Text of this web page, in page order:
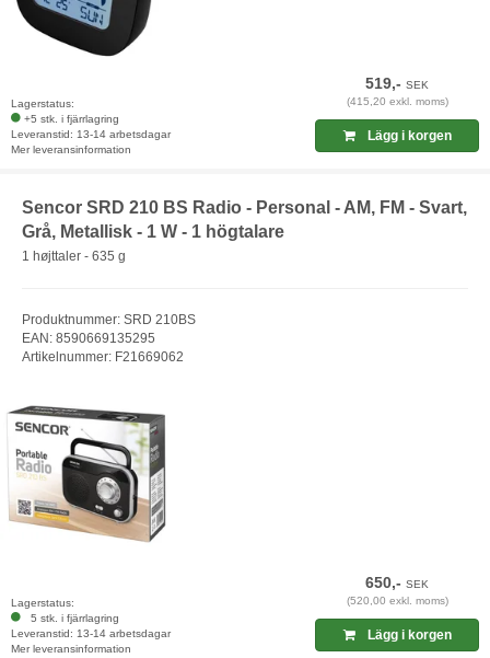
Lagerstatus:
+5 stk. i fjärrlagring
Leveranstid: 13-14 arbetsdagar
Mer leveransinformation
519,-SEK
(415,20 exkl. moms)
Lägg i korgen
Sencor SRD 210 BS Radio - Personal - AM, FM - Svart,
Grå, Metallisk - 1 W - 1 högtalare
1 højttaler - 635 g
Produktnummer: SRD 210BS
EAN: 8590669135295
Artikelnummer: F21669062
Lagerstatus:
5 stk. i fjärrlagring
Leveranstid: 13-14 arbetsdagar
Mer leveransinformation
650,-SEK
(520,00 exkl. moms)
Lägg i korgen